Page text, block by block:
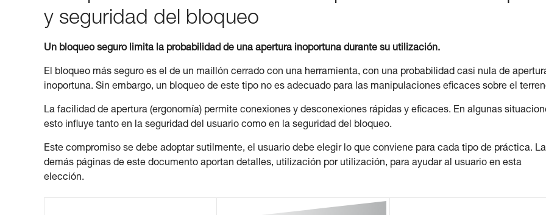
y seguridad del bloqueo
Un bloqueo seguro limita la probabilidad de una apertura inoportuna durante su utilización.
El bloqueo más seguro es el de un maillón cerrado con una herramienta, con una probabilidad casi nula de
inoportuna. Sin embargo, un bloqueo de este tipo no es adecuado para las manipulaciones eficaces sobre el
La facilidad de apertura (ergonomía) permite conexiones y desconexiones rápidas y eficaces. En algunas
esto influye tanto en la seguridad del usuario como en la seguridad del bloqueo.
Este compromiso se debe adoptar sutilmente, el usuario debe elegir lo que conviene para cada tipo de práctica.
demás páginas de este documento aportan detalles, utilización por utilización, para ayudar al usuario en esta
elección.